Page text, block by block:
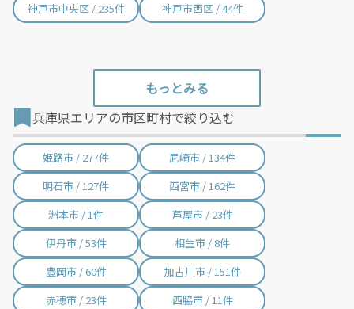
神戸市中央区 / 235件
神戸市西区 / 44件
兵庫県エリアの市区町村で絞り込む
姫路市 / 277件
尼崎市 / 134件
明石市 / 127件
西宮市 / 162件
洲本市 / 1件
芦屋市 / 23件
伊丹市 / 53件
相生市 / 8件
豊岡市 / 60件
加古川市 / 151件
赤穂市 / 23件
西脇市 / 11件